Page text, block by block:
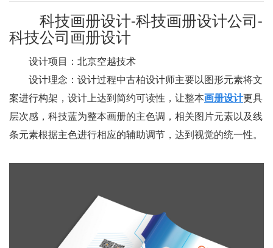
科技画册设计-科技画册设计公司-
科技公司画册设计
设计项目：北京空越技术
设计理念：设计过程中古柏设计师主要以图形元素将文
案进行构架，设计上达到简约可读性，让整本画册设计更具
层次感，科技蓝为整本画册的主色调，相关图片元素以及线
条元素根据主色进行相应的辅助调节，达到视觉的统一性。